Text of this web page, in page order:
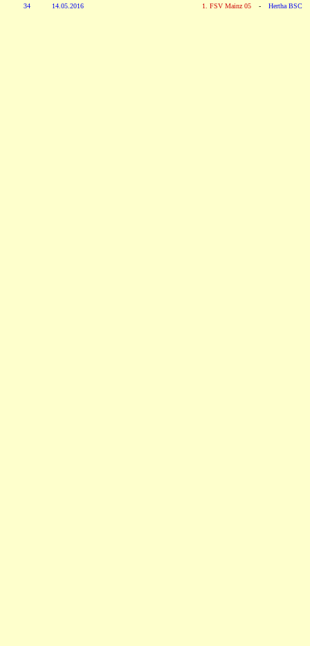
34
14.05.2016 1. FSV Mainz 05 - Hertha BSC